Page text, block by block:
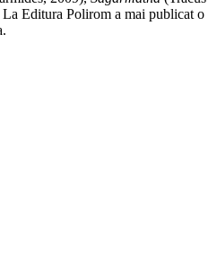
Editura Polirom a mai publicat o